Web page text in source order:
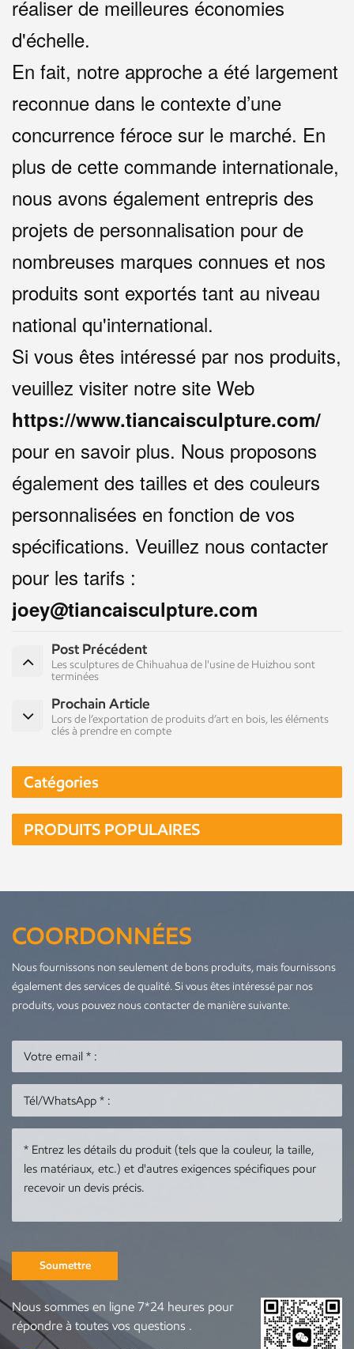
réaliser de meilleures économies
d'échelle.
En fait, notre approche a été largement
reconnue dans le contexte d’une
concurrence féroce sur le marché. En
plus de cette commande internationale,
nous avons également entrepris des
projets de personnalisation pour de
nombreuses marques connues et nos
produits sont exportés tant au niveau
national qu'international.
Si vous êtes intéressé par nos produits,
veuillez visiter notre site Web
https://www.tiancaisculpture.com/
pour en savoir plus. Nous proposons
également des tailles et des couleurs
personnalisées en fonction de vos
spécifications. Veuillez nous contacter
pour les tarifs :
joey@tiancaisculpture.com
Post Précédent
Les sculptures de Chihuahua de l'usine de Huizhou sont
terminées
Prochain Article
Lors de l’exportation de produits d’art en bois, les éléments
clés à prendre en compte
Catégories
PRODUITS POPULAIRES
COORDONNÉES
Nous fournissons non seulement de bons produits, mais fournissons
également des services de qualité. Si vous êtes intéressé par nos
produits, vous pouvez nous contacter de manière suivante.
Soumettre
Nous sommes en ligne 7*24 heures pour
répondre à toutes vos questions .